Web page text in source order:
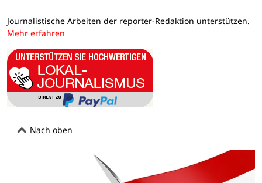
Journalistische Arbeiten der reporter-Redaktion unterstützen.
Mehr erfahren
Nach oben